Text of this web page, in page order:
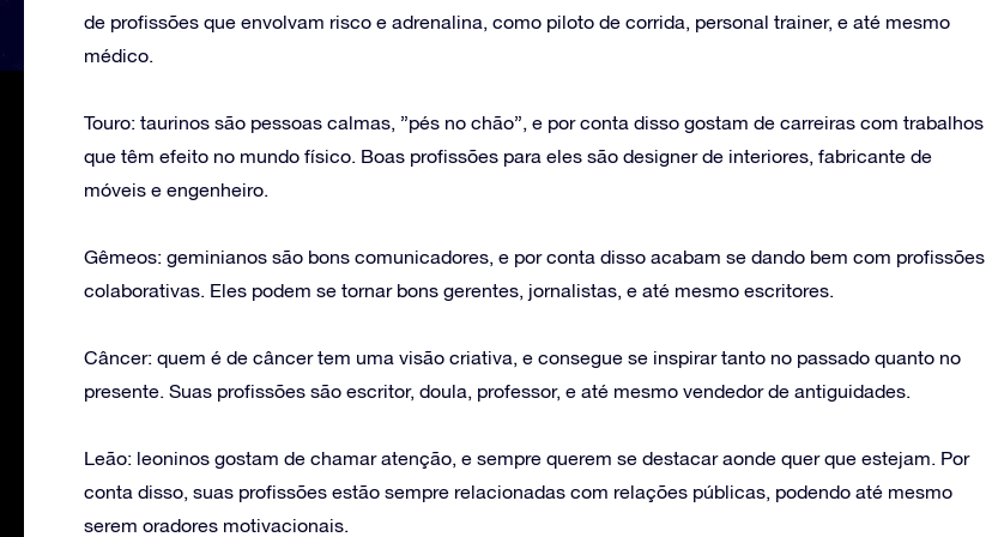
de profissões que envolvam risco e adrenalina, como piloto de corrida, personal trainer, e até mesmo
médico.
Touro: taurinos são pessoas calmas, ”pés no chão”, e por conta disso gostam de carreiras com trabalhos
que têm efeito no mundo físico. Boas profissões para eles são designer de interiores, fabricante de
móveis e engenheiro.
Gêmeos: geminianos são bons comunicadores, e por conta disso acabam se dando bem com profissões
colaborativas. Eles podem se tornar bons gerentes, jornalistas, e até mesmo escritores.
Câncer: quem é de câncer tem uma visão criativa, e consegue se inspirar tanto no passado quanto no
presente. Suas profissões são escritor, doula, professor, e até mesmo vendedor de antiguidades.
Leão: leoninos gostam de chamar atenção, e sempre querem se destacar aonde quer que estejam. Por
conta disso, suas profissões estão sempre relacionadas com relações públicas, podendo até mesmo
serem oradores motivacionais.